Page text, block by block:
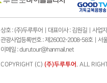
상호 : (주)두루투어 | 대표이사 : 김원길 | 사
관광사업등록번호 : 제26002-2008-58호 | 서
이메일 : durutour@hanmail.net
COPYRIGHT (C) (주)두루투어 . ALL